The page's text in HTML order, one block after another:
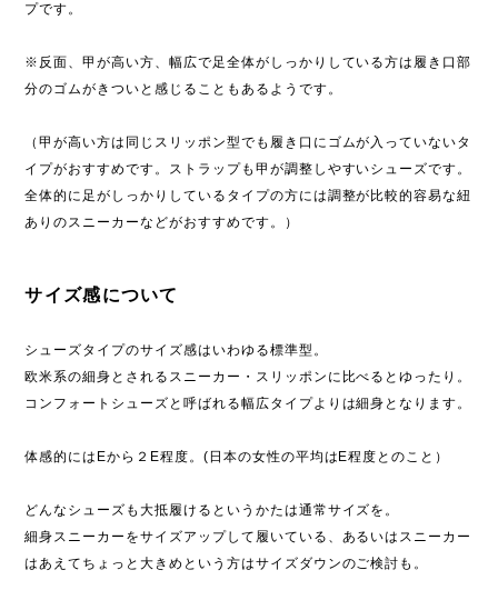
プです。
※反面、甲が高い方、幅広で足全体がしっかりしている方は履き口部
分のゴムがきついと感じることもあるようです。
（甲が高い方は同じスリッポン型でも履き口にゴムが入っていないタ
イプがおすすめです。ストラップも甲が調整しやすいシューズです。
全体的に足がしっかりしているタイプの方には調整が比較的容易な紐
ありのスニーカーなどがおすすめです。）
サイズ感について
シューズタイプのサイズ感はいわゆる標準型。
欧米系の細身とされるスニーカー・スリッポンに比べるとゆったり。
コンフォートシューズと呼ばれる幅広タイプよりは細身となります。
体感的にはEから２E程度。(日本の女性の平均はE程度とのこと）
どんなシューズも大抵履けるというかたは通常サイズを。
細身スニーカーをサイズアップして履いている、あるいはスニーカー
はあえてちょっと大きめという方はサイズダウンのご検討も。